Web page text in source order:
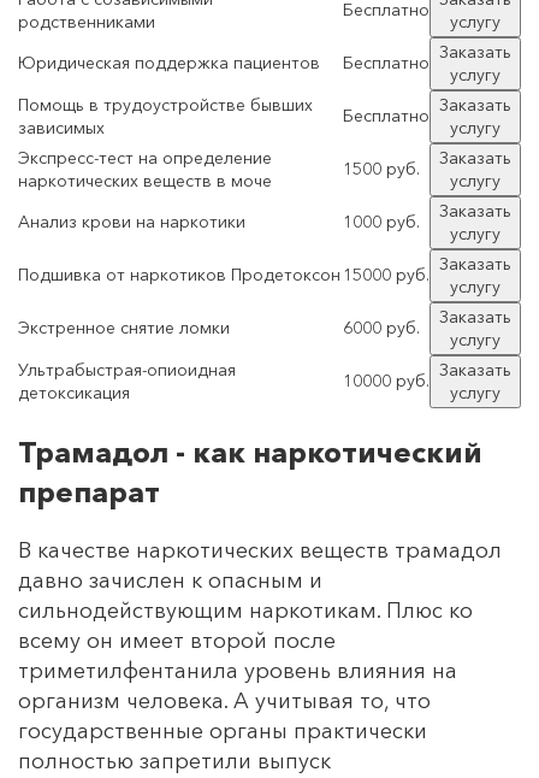
родственниками
Бесплатно
услугу
Юридическая поддержка пациентов
Бесплатно Заказать
услугу
Помощь в трудоустройстве бывших
зависимых
Бесплатно Заказать
услугу
Экспресс-тест на определение
наркотических веществ в моче
1500 руб.
Заказать
услугу
Анализ крови на наркотики
1000 руб.
Заказать
услугу
Подшивка от наркотиков Продетоксон 15000 руб. Заказать
услугу
Экстренное снятие ломки
6000 руб.
Заказать
услугу
Ультрабыстрая-опиоидная
детоксикация
10000 руб. Заказать
услугу
Трамадол - как наркотический
препарат
В качестве наркотических веществ трамадол
давно зачислен к опасным и
сильнодействующим наркотикам. Плюс ко
всему он имеет второй после
триметилфентанила уровень влияния на
организм человека. А учитывая то, что
государственные органы практически
полностью запретили выпуск